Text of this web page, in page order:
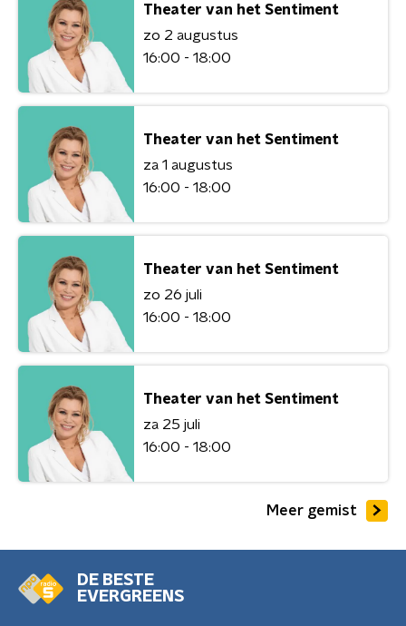
Theater van het Sentiment
zo 2 augustus
16:00 - 18:00
Theater van het Sentiment
za 1 augustus
16:00 - 18:00
Theater van het Sentiment
zo 26 juli
16:00 - 18:00
Theater van het Sentiment
za 25 juli
16:00 - 18:00
Meer gemist
DE BESTE
EVERGREENS